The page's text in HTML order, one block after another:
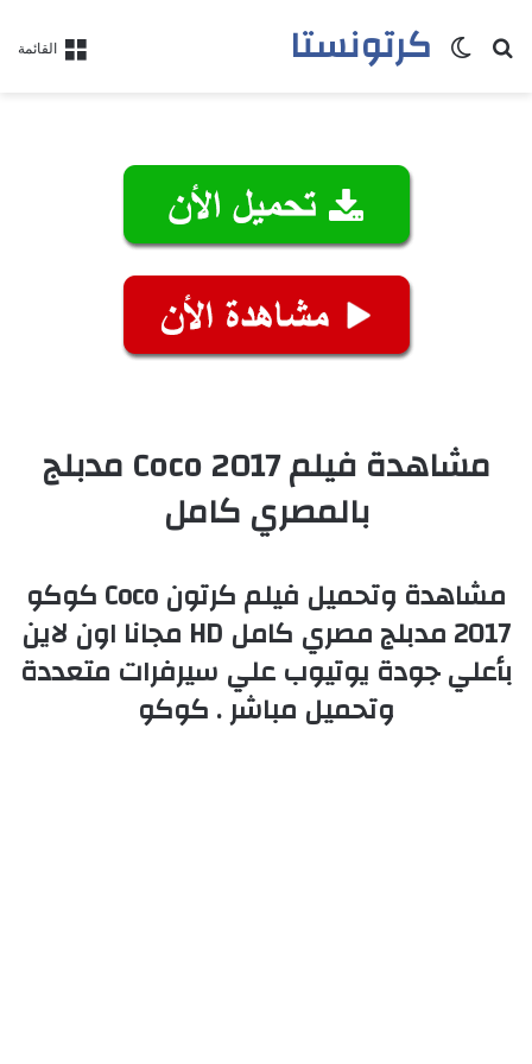
القائمة كرتونستابحث عنالوضع المظلم
مشاهدة فيلم Coco 2017 مدبلج
بالمصري كامل
مشاهدة وتحميل فيلم كرتون Coco كوكو
2017 مدبلج مصري كامل HD مجانا اون لاين
بأعلي جودة يوتيوب علي سيرفرات متعددة
وتحميل مباشر . كوكو